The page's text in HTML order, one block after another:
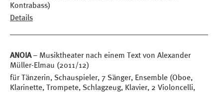
Kontrabass)
Details
ANOIA– Musiktheater nach einem Text von Alexander
Müller-Elmau (2011/12)
für Tänzerin, Schauspieler, 7 Sänger, Ensemble (Oboe,
Klarinette, Trompete, Schlagzeug, Klavier, 2 Violoncelli,